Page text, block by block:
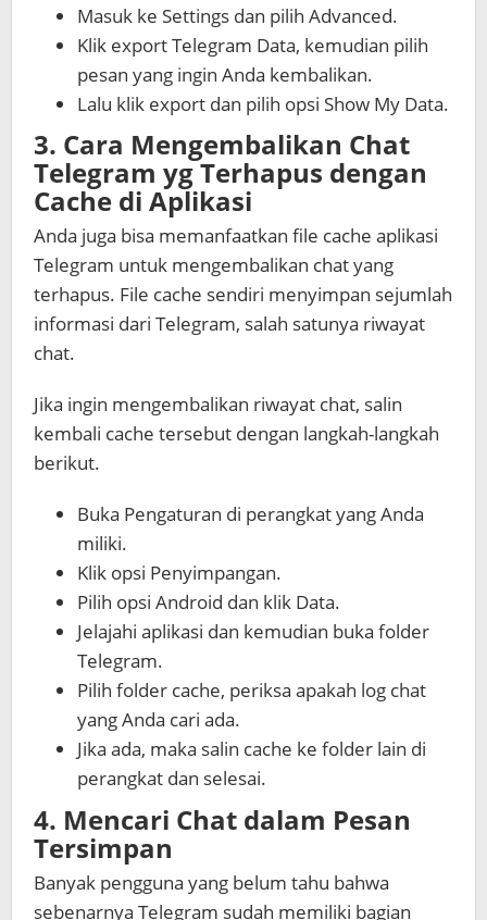
Masuk ke Settings dan pilih Advanced.
Klik export Telegram Data, kemudian pilih
pesan yang ingin Anda kembalikan.
Lalu klik export dan pilih opsi Show My Data.
3. Cara Mengembalikan Chat
Telegram yg Terhapus dengan
Cache di Aplikasi
Anda juga bisa memanfaatkan file cache aplikasi
Telegram untuk mengembalikan chat yang
terhapus. File cache sendiri menyimpan sejumlah
informasi dari Telegram, salah satunya riwayat
chat.
Jika ingin mengembalikan riwayat chat, salin
kembali cache tersebut dengan langkah-langkah
berikut.
Buka Pengaturan di perangkat yang Anda
miliki.
Klik opsi Penyimpangan.
Pilih opsi Android dan klik Data.
Jelajahi aplikasi dan kemudian buka folder
Telegram.
Pilih folder cache, periksa apakah log chat
yang Anda cari ada.
Jika ada, maka salin cache ke folder lain di
perangkat dan selesai.
4. Mencari Chat dalam Pesan
Tersimpan
Banyak pengguna yang belum tahu bahwa
sebenarnya Telegram sudah memiliki bagian